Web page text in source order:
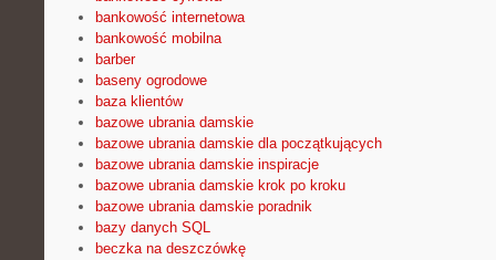
bankowość internetowa
bankowość mobilna
barber
baseny ogrodowe
baza klientów
bazowe ubrania damskie
bazowe ubrania damskie dla początkujących
bazowe ubrania damskie inspiracje
bazowe ubrania damskie krok po kroku
bazowe ubrania damskie poradnik
bazy danych SQL
beczka na deszczówkę